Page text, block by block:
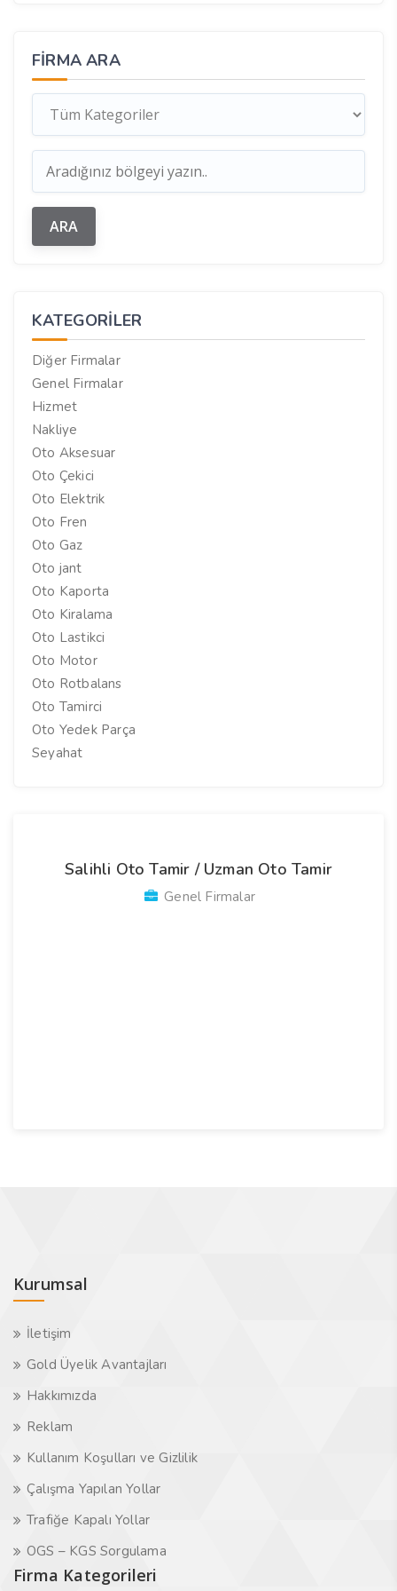
FIRMA ARA
KATEGORILER
Diğer Firmalar
Genel Firmalar
Hizmet
Nakliye
Oto Aksesuar
Oto Çekici
Oto Elektrik
Oto Fren
Oto Gaz
Oto jant
Oto Kaporta
Oto Kiralama
Oto Lastikci
Oto Motor
Oto Rotbalans
Oto Tamirci
Oto Yedek Parça
Seyahat
Salihli Oto Tamir / Uzman Oto Tamir
Genel Firmalar
Kurumsal
İletişim
Gold Üyelik Avantajları
Hakkımızda
Reklam
Kullanım Koşulları ve Gizlilik
Çalışma Yapılan Yollar
Trafiğe Kapalı Yollar
OGS – KGS Sorgulama
Firma Kategorileri